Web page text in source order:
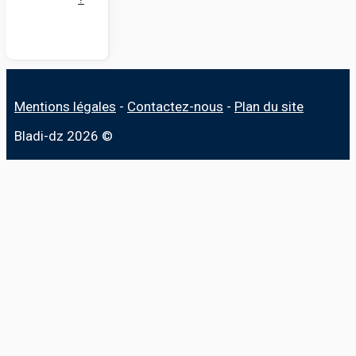
Mentions légales - Contactez-nous - Plan du site
Bladi-dz 2026 ©